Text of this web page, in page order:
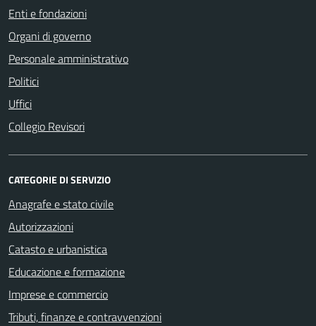
Enti e fondazioni
Organi di governo
Personale amministrativo
Politici
Uffici
Collegio Revisori
CATEGORIE DI SERVIZIO
Anagrafe e stato civile
Autorizzazioni
Catasto e urbanistica
Educazione e formazione
Imprese e commercio
Tributi, finanze e contravvenzioni